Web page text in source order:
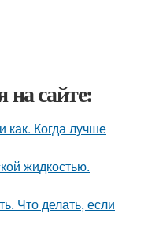
на сайте:
как. Когда лучше
жидкостью.
Что делать, если